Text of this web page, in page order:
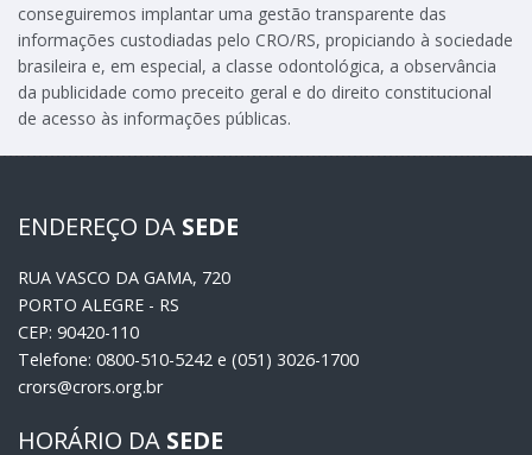
conseguiremos implantar uma gestão transparente das
informações custodiadas pelo CRO/RS, propiciando à sociedade
brasileira e, em especial, a classe odontológica, a observância
da publicidade como preceito geral e do direito constitucional
de acesso às informações públicas.
ENDEREÇO DA SEDE
RUA VASCO DA GAMA, 720
PORTO ALEGRE - RS
CEP: 90420-110
Telefone: 0800-510-5242 e (051) 3026-1700
crors@crors.org.br
HORÁRIO DA SEDE